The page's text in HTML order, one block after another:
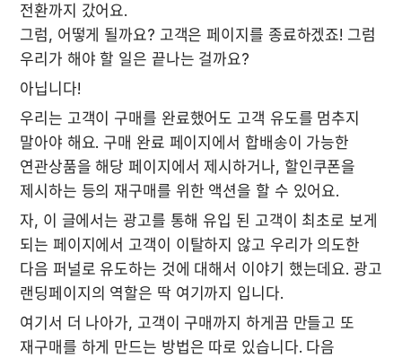
전환까지 갔어요.
그럼, 어떻게 될까요? 고객은 페이지를 종료하겠죠! 그럼
우리가 해야 할 일은 끝나는 걸까요?
아닙니다!
우리는 고객이 구매를 완료했어도 고객 유도를 멈추지
말아야 해요. 구매 완료 페이지에서 합배송이 가능한
연관상품을 해당 페이지에서 제시하거나, 할인쿠폰을
제시하는 등의 재구매를 위한 액션을 할 수 있어요.
자, 이 글에서는 광고를 통해 유입 된 고객이 최초로 보게
되는 페이지에서 고객이 이탈하지 않고 우리가 의도한
다음 퍼널로 유도하는 것에 대해서 이야기 했는데요. 광고
랜딩페이지의 역할은 딱 여기까지 입니다.
여기서 더 나아가, 고객이 구매까지 하게끔 만들고 또
재구매를 하게 만드는 방법은 따로 있습니다. 다음